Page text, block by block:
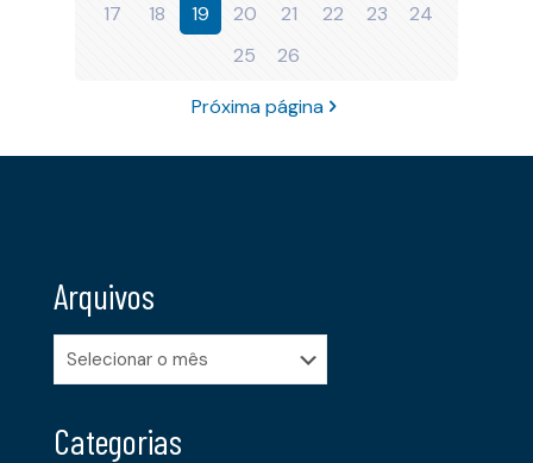
17
18 19 20 21 22 23
24
25
26
Próxima página
Arquivos
Arquivos
Categorias